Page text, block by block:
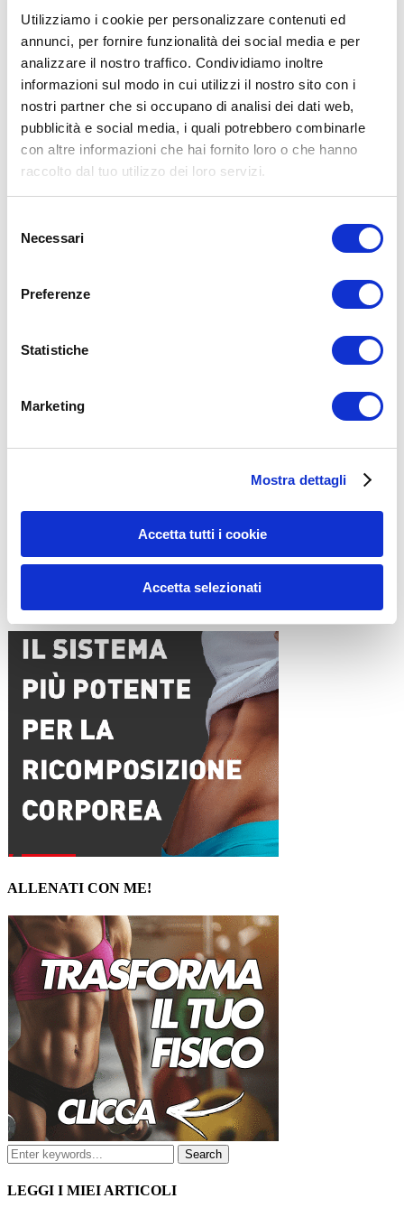
Utilizziamo i cookie per personalizzare contenuti ed
annunci, per fornire funzionalità dei social media e per
analizzare il nostro traffico. Condividiamo inoltre
informazioni sul modo in cui utilizzi il nostro sito con i
nostri partner che si occupano di analisi dei dati web,
pubblicità e social media, i quali potrebbero combinarle
con altre informazioni che hai fornito loro o che hanno
raccolto dal tuo utilizzo dei loro servizi.
delNecessari
Preferenze
Statistiche
Marketing
Mostra dettagli
Accetta tutti i cookie
Accetta selezionati
in pratica. L’allenamento con sovraccarichi, a corpo libero, con i
kettlebell, con il trx, e con altri attrezzi può causare infortuni, si
consiglia pertanto di prestare la massima attenzione e di eseguire
esercizi e metodologie adatte al proprio livello di forma. Consultare
il proprio medico di fiducia prima di intraprendere qualsiasi forma di
attività fisica o regime alimentare.
Condividi:
X
Allenamento
handstand push up
ALLENATI CON ME!
LEGGI I MIEI ARTICOLI